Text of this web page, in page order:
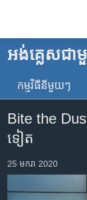
គេហទំព័រ​
ទាក់ទង
និង​
ចូល​
ទំព័រ​
កម្ពុជា
អន្តរជាតិ
ចិន
កម្ពុជាច្នៃប្រតិដ្ឋ
ព្រឹត្តិការណ៍ព័ត៌មាន
អង់គ្លេស​ជ
កម្មវិធី​នីមួយៗ
Bite the
ទៀត
25 មករា 2020